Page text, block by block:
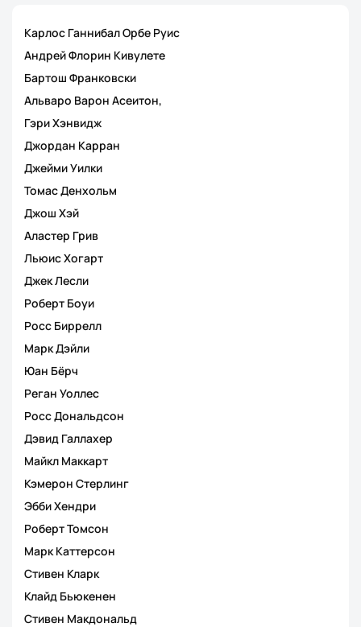
Карлос Ганнибал Орбе Руис
Андрей Флорин Кивулете
Бартош Франковски
Альваро Варон Асеитон,
Гэри Хэнвидж
Джордан Карран
Джейми Уилки
Томас Денхольм
Джош Хэй
Аластер Грив
Льюис Хогарт
Джек Лесли
Роберт Боуи
Росс Биррелл
Марк Дэйли
Юан Бёрч
Реган Уоллес
Росс Дональдсон
Дэвид Галлахер
Майкл Маккарт
Кэмерон Стерлинг
Эбби Хендри
Роберт Томсон
Марк Каттерсон
Стивен Кларк
Клайд Бьюкенен
Стивен Макдональд